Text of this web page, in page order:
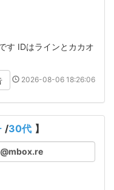
す IDはラインとカカオ
2026-08-06 18:26:06
/30代 】